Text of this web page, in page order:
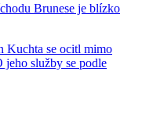
Brunese je blízko
Kuchta se ocitl mimo
jeho služby se podle